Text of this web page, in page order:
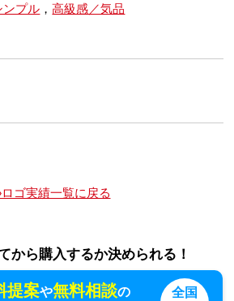
ンプル ，高級感／気品
ゴ実績一覧に戻る
から購入するか決められる！
提案や無料相談の
全国